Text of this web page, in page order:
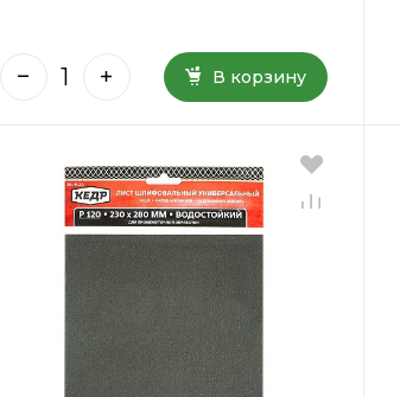
В корзину